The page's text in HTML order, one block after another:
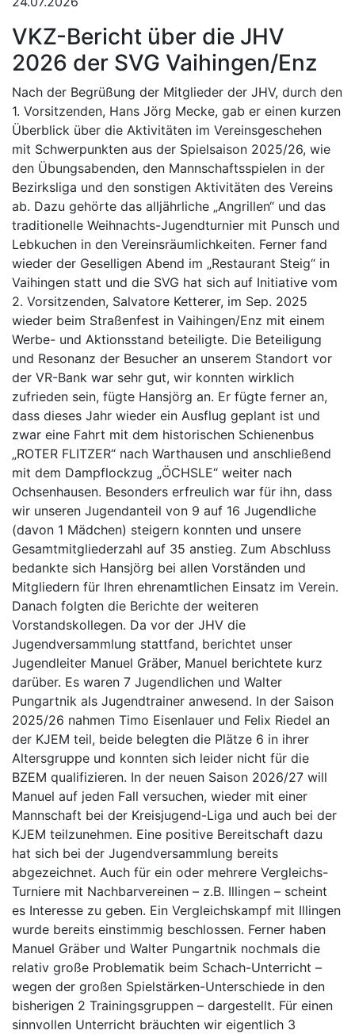
VKZ-Bericht über die JHV
2026 der SVG Vaihingen/Enz
Nach der Begrüßung der Mitglieder der JHV, durch den
1. Vorsitzenden, Hans Jörg Mecke, gab er einen kurzen
Überblick über die Aktivitäten im Vereinsgeschehen
mit Schwerpunkten aus der Spielsaison 2025/26, wie
den Übungsabenden, den Mannschaftsspielen in der
Bezirksliga und den sonstigen Aktivitäten des Vereins
ab. Dazu gehörte das alljährliche „Angrillen“ und das
traditionelle Weihnachts-Jugendturnier mit Punsch und
Lebkuchen in den Vereinsräumlichkeiten. Ferner fand
wieder der Geselligen Abend im „Restaurant Steig“ in
Vaihingen statt und die SVG hat sich auf Initiative vom
2. Vorsitzenden, Salvatore Ketterer, im Sep. 2025
wieder beim Straßenfest in Vaihingen/Enz mit einem
Werbe- und Aktionsstand beteiligte. Die Beteiligung
und Resonanz der Besucher an unserem Standort vor
der VR-Bank war sehr gut, wir konnten wirklich
zufrieden sein, fügte Hansjörg an. Er fügte ferner an,
dass dieses Jahr wieder ein Ausflug geplant ist und
zwar eine Fahrt mit dem historischen Schienenbus
„ROTER FLITZER“ nach Warthausen und anschließend
mit dem Dampflockzug „ÖCHSLE“ weiter nach
Ochsenhausen. Besonders erfreulich war für ihn, dass
wir unseren Jugendanteil von 9 auf 16 Jugendliche
(davon 1 Mädchen) steigern konnten und unsere
Gesamtmitgliederzahl auf 35 anstieg. Zum Abschluss
bedankte sich Hansjörg bei allen Vorständen und
Mitgliedern für Ihren ehrenamtlichen Einsatz im Verein.
Danach folgten die Berichte der weiteren
Vorstandskollegen. Da vor der JHV die
Jugendversammlung stattfand, berichtet unser
Jugendleiter Manuel Gräber, Manuel berichtete kurz
darüber. Es waren 7 Jugendlichen und Walter
Pungartnik als Jugendtrainer anwesend. In der Saison
2025/26 nahmen Timo Eisenlauer und Felix Riedel an
der KJEM teil, beide belegten die Plätze 6 in ihrer
Altersgruppe und konnten sich leider nicht für die
BZEM qualifizieren. In der neuen Saison 2026/27 will
Manuel auf jeden Fall versuchen, wieder mit einer
Mannschaft bei der Kreisjugend-Liga und auch bei der
KJEM teilzunehmen. Eine positive Bereitschaft dazu
hat sich bei der Jugendversammlung bereits
abgezeichnet. Auch für ein oder mehrere Vergleichs-
Turniere mit Nachbarvereinen – z.B. Illingen – scheint
es Interesse zu geben. Ein Vergleichskampf mit Illingen
wurde bereits einstimmig beschlossen. Ferner haben
Manuel Gräber und Walter Pungartnik nochmals die
relativ große Problematik beim Schach-Unterricht –
wegen der großen Spielstärken-Unterschiede in den
bisherigen 2 Trainingsgruppen – dargestellt. Für einen
sinnvollen Unterricht bräuchten wir eigentlich 3